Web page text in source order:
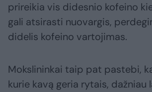
prireikia vis didesnio kofeino
gali atsirasti nuovargis,
didelis kofeino vartojimas.
Mokslininkai taip pat pastebi,
kurie kavą geria rytais, dažniau